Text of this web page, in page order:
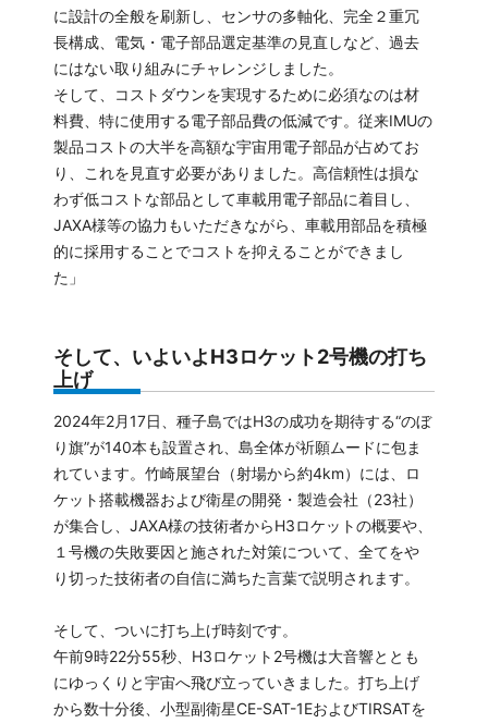
に設計の全般を刷新し、センサの多軸化、完全２重冗
長構成、電気・電子部品選定基準の見直しなど、過去
にはない取り組みにチャレンジしました。
そして、コストダウンを実現するために必須なのは材
料費、特に使用する電子部品費の低減です。従来IMUの
製品コストの大半を高額な宇宙用電子部品が占めてお
り、これを見直す必要がありました。高信頼性は損な
わず低コストな部品として車載用電子部品に着目し、
JAXA様等の協力もいただきながら、車載用部品を積極
的に採用することでコストを抑えることができまし
た」
そして、いよいよH3ロケット2号機の打ち
上げ
2024年2月17日、種子島ではH3の成功を期待する“のぼ
り旗”が140本も設置され、島全体が祈願ムードに包ま
れています。竹崎展望台（射場から約4km）には、ロ
ケット搭載機器および衛星の開発・製造会社（23社）
が集合し、JAXA様の技術者からH3ロケットの概要や、
１号機の失敗要因と施された対策について、全てをや
り切った技術者の自信に満ちた言葉で説明されます。
そして、ついに打ち上げ時刻です。
午前9時22分55秒、H3ロケット2号機は大音響ととも
にゆっくりと宇宙へ飛び立っていきました。打ち上げ
から数十分後、小型副衛星CE-SAT-1EおよびTIRSATを